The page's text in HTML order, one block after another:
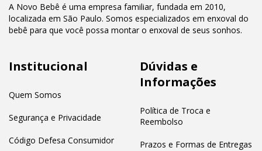
A Novo Bebê é uma empresa familiar, fundada em 2010,
localizada em São Paulo. Somos especializados em enxoval do
bebê para que você possa montar o enxoval de seus sonhos.
Institucional
Quem Somos
Segurança e Privacidade
Código Defesa Consumidor
Dúvidas e
Informações
Política de Troca e
Reembolso
Prazos e Formas de Entregas